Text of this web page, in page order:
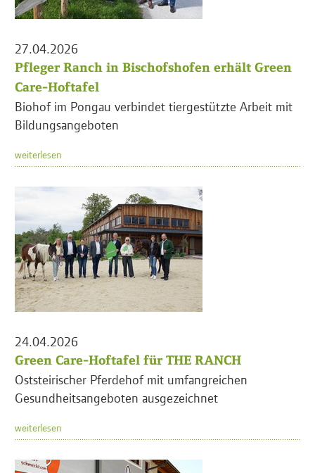
27.04.2026
Pfleger Ranch in Bischofshofen erhält Green
Care-Hoftafel
Biohof im Pongau verbindet tiergestützte Arbeit mit
Bildungsangeboten
weiterlesen
24.04.2026
Green Care-Hoftafel für THE RANCH
Oststeirischer Pferdehof mit umfangreichen
Gesundheitsangeboten ausgezeichnet
weiterlesen